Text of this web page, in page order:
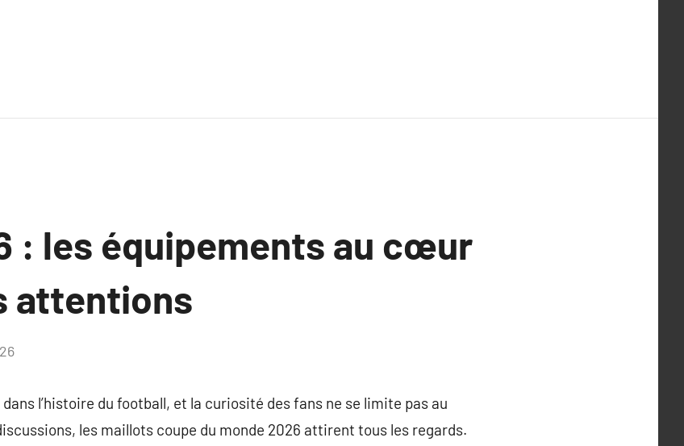
: les équipements au cœur
attentions
l’histoire du football, et la curiosité des fans ne se limite pas au
les maillots coupe du monde 2026 attirent tous les regards.